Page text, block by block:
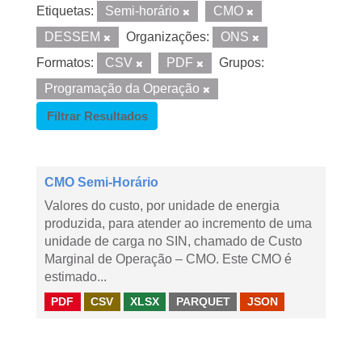
Etiquetas: Semi-horário
CMO
DESSEM
Organizações:
ONS
Formatos:
CSV PDF
Grupos:
Programação da Operação
Filtrar Resultados
CMO Semi-Horário
Valores do custo, por unidade de energia
produzida, para atender ao incremento de uma
unidade de carga no SIN, chamado de Custo
Marginal de Operação – CMO. Este CMO é
estimado...
PDF CSV XLSX PARQUET JSON